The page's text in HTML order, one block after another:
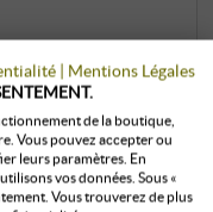
| Mentions Légales
de la boutique,
Vous pouvez accepter ou
leurs paramètres. En
vos données. Sous «
Vous trouverez de plus